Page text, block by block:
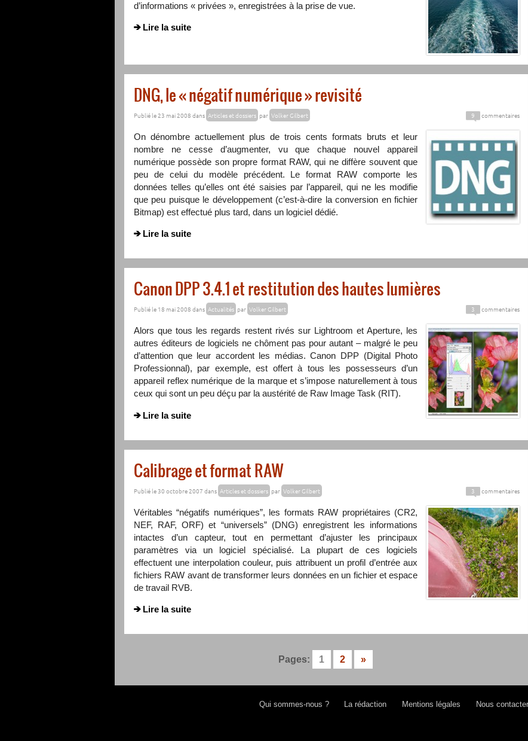
d’informations « privées », enregistrées à la prise de vue.
Lire la suite
DNG, le « négatif numérique » revisité
Publié le 23 mai 2008 dans Articles et dossiers par Volker Gilbert 9 commentaires
On dénombre actuellement plus de trois cents formats bruts et leur
nombre ne cesse d’augmenter, vu que chaque nouvel appareil
numérique possède son propre format RAW, qui ne diffère souvent que
peu de celui du modèle précédent. Le format RAW comporte les
données telles qu’elles ont été saisies par l’appareil, qui ne les modifie
que peu puisque le développement (c’est-à-dire la conversion en fichier
Bitmap) est effectué plus tard, dans un logiciel dédié.
Lire la suite
Canon DPP 3.4.1 et restitution des hautes lumières
Publié le 18 mai 2008 dans Actualités par Volker Gilbert 3 commentaires
Alors que tous les regards restent rivés sur Lightroom et Aperture, les
autres éditeurs de logiciels ne chôment pas pour autant – malgré le peu
d’attention que leur accordent les médias. Canon DPP (Digital Photo
Professionnal), par exemple, est offert à tous les possesseurs d’un
appareil reflex numérique de la marque et s’impose naturellement à tous
ceux qui sont un peu déçu par la austérité de Raw Image Task (RIT).
Lire la suite
Calibrage et format RAW
Publié le 30 octobre 2007 dans Articles et dossiers par Volker Gilbert 3 commentaires
Véritables “négatifs numériques”, les formats RAW propriétaires (CR2,
NEF, RAF,ORF) et “universels” (DNG) enregistrent les informations
intactes d’un capteur, tout en permettant d’ajuster les principaux
paramètres via un logiciel spécialisé. La plupart de ces logiciels
effectuent une interpolation couleur, puis attribuent un profil d’entrée aux
fichiers RAW avant de transformer leurs données en un fichier et espace
de travail RVB.
Lire la suite
Pages: 1 2 »
Qui sommes-nous ? La rédaction Mentions légales Nous contacter